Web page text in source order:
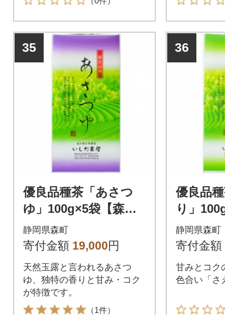
35
優良品種茶「あさつ
ゆ」100g×5袋【森町S
F】
静岡県森町
寄付金額 19,000円
天然玉露と言われるあさつ
ゆ、独特の香りと甘み・コク
が特徴です。
（1件）
36
優良品
り」
F】
静岡県森町
寄付金額
甘みとコク
色合い「さ